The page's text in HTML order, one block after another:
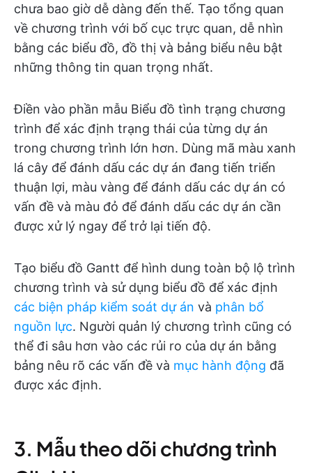
chưa bao giờ dễ dàng đến thế. Tạo tổng quan
về chương trình với bố cục trực quan, dễ nhìn
bằng các biểu đồ, đồ thị và bảng biểu nêu bật
những thông tin quan trọng nhất.
Điền vào phần mẫu Biểu đồ tình trạng chương
trình để xác định trạng thái của từng dự án
trong chương trình lớn hơn. Dùng mã màu xanh
lá cây để đánh dấu các dự án đang tiến triển
thuận lợi, màu vàng để đánh dấu các dự án có
vấn đề và màu đỏ để đánh dấu các dự án cần
được xử lý ngay để trở lại tiến độ.
Tạo biểu đồ Gantt để hình dung toàn bộ lộ trình
chương trình và sử dụng biểu đồ để xác định
các biện pháp kiểm soát dự án và phân bổ
nguồn lực. Người quản lý chương trình cũng có
thể đi sâu hơn vào các rủi ro của dự án bằng
bảng nêu rõ các vấn đề và mục hành động đã
được xác định.
3. Mẫu theo dõi chương trình